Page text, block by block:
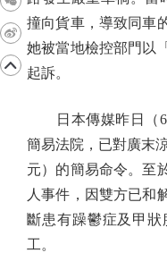
撞向貨車，導致同車
她被當地檢控部門以
起訴。
日本傳媒昨日（6
簡易法院，已對廣末
元）的簡易命令。至
人事件，因雙方已和
斷患有躁鬱症及甲
工。